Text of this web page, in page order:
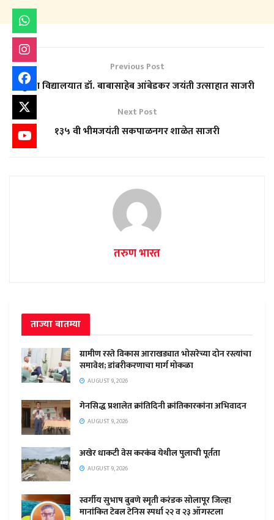
Previous Post
सुयश विद्यालयात डॉ. बाबासाहेब आंबेडकर जयंती उत्साहात साजरी
Next Post
१३५ वी भीमजयंती सकपाळनगर शाळेत साजरी
तरुण भारत
ताज्या बातम्या
ग्रामीण रस्ते विकास आराखड्यात भोसरेच्या दोन रस्त्यांचा
समावेश; डांबरीकरणाचा मार्ग मोकळा
AUGUST 9, 2026
गेनसिद्ध प्रशालेत क्रांतिदिनी क्रांतिकारकांना अभिवादन
AUGUST 9, 2026
अखेर धाकटी वेस करकंब येथील पुलाची पूर्तता
AUGUST 9, 2026
स्वर्गीय सुभाष बुबणे स्मृती करंडक सोलापूर जिल्हा
मानांकित टेबल टेनिस स्पर्धा २२ व २३ ऑगस्टला